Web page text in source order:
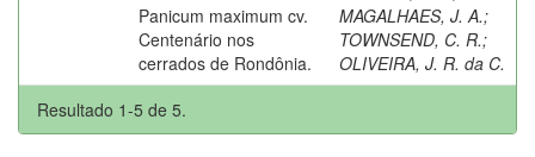
Panicum maximum cv.
Centenário nos
cerrados de Rondônia.
MAGALHAES, J. A.;
TOWNSEND, C. R.;
OLIVEIRA, J. R. da C.
Resultado 1-5 de 5.